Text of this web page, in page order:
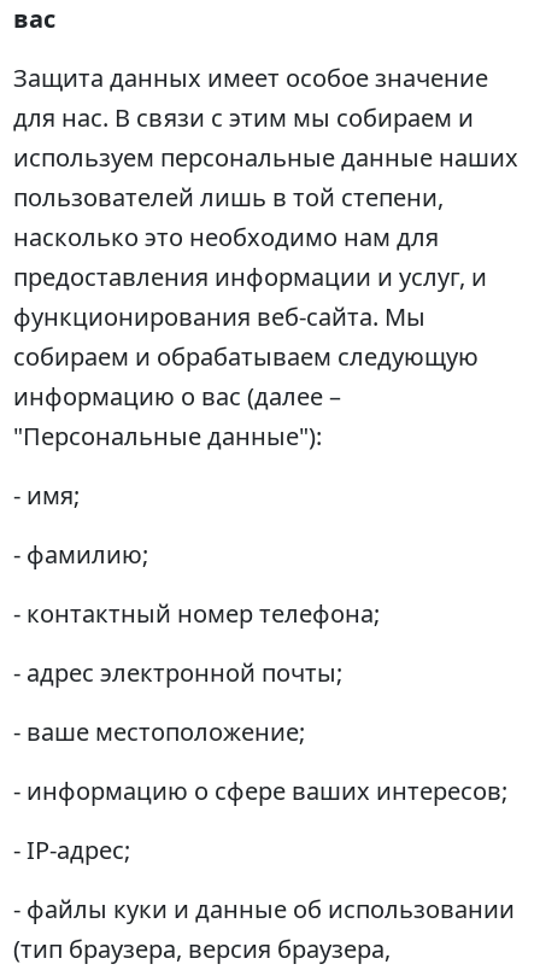
вас
Защита данных имеет особое значение
для нас. В связи с этим мы собираем и
используем персональные данные наших
пользователей лишь в той степени,
насколько это необходимо нам для
предоставления информации и услуг, и
функционирования веб-сайта. Мы
собираем и обрабатываем следующую
информацию о вас (далее –
"Персональные данные"):
- имя;
- фамилию;
- контактный номер телефона;
- адрес электронной почты;
- ваше местоположение;
- информацию о сфере ваших интересов;
- IP-адрес;
- файлы куки и данные об использовании
(тип браузера, версия браузера,